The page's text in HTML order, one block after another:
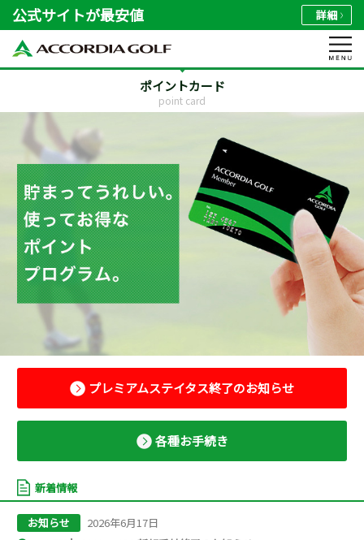
公式サイトが最安値 詳細
ポイントカード
point card
プレミアムステイタス終了のお知らせ
各種お手続き
新着情報
お知らせ
2026年6月17日